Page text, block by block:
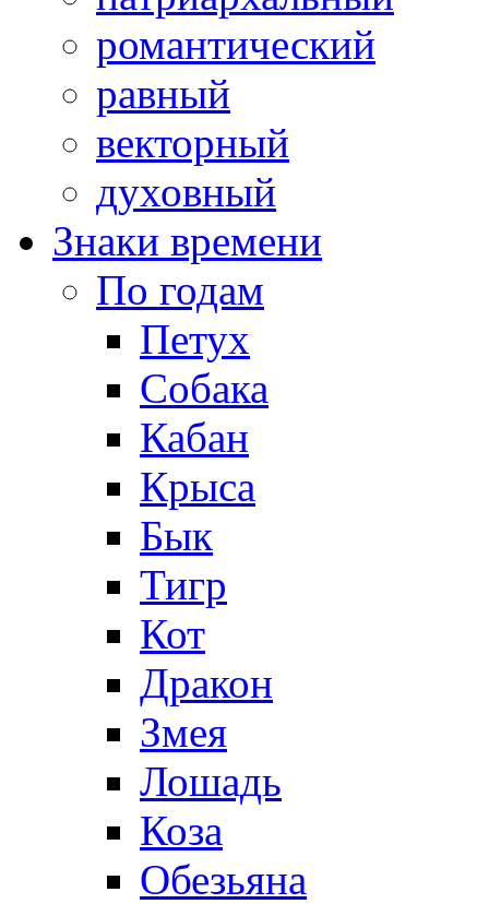
романтический
равный
векторный
духовный
Знаки времени
По годам
Петух
Собака
Кабан
Крыса
Бык
Тигр
Кот
Дракон
Змея
Лошадь
Коза
Обезьяна